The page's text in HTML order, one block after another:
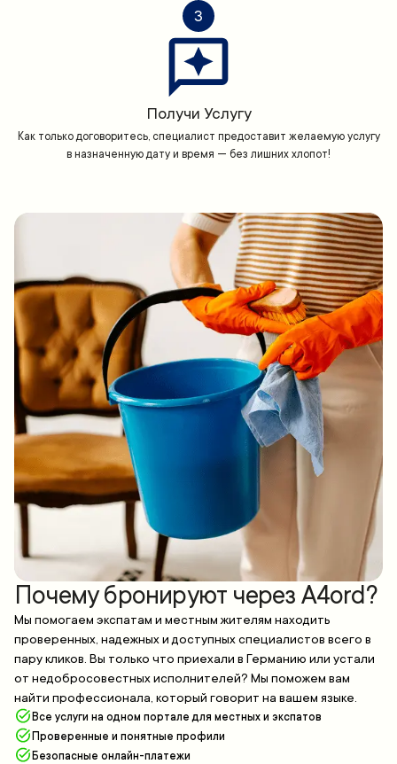
3
Получи Услугу
Как только договоритесь, специалист предоставит желаемую услугу
в назначенную дату и время — без лишних хлопот!
Почему бронируют через A4ord?
Мы помогаем экспатам и местным жителям находить
проверенных, надежных и доступных специалистов всего в
пару кликов. Вы только что приехали в Германию или устали
от недобросовестных исполнителей? Мы поможем вам
найти профессионала, который говорит на вашем языке.
Все услуги на одном портале для местных и экспатов
Проверенные и понятные профили
Безопасные онлайн-платежи